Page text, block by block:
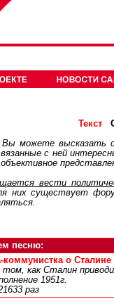
Текст
Вы можете высказать
с ней
вести
них существует
песню:
о Сталине
том, как Сталин
1951г.
раз